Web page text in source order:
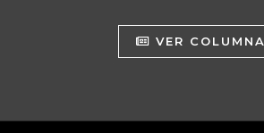
VER COLUMNA